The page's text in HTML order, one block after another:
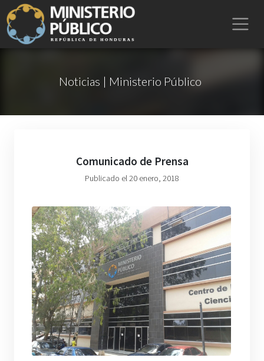
Noticias | Ministerio Público
Comunicado de Prensa
Publicado el 20 enero, 2018